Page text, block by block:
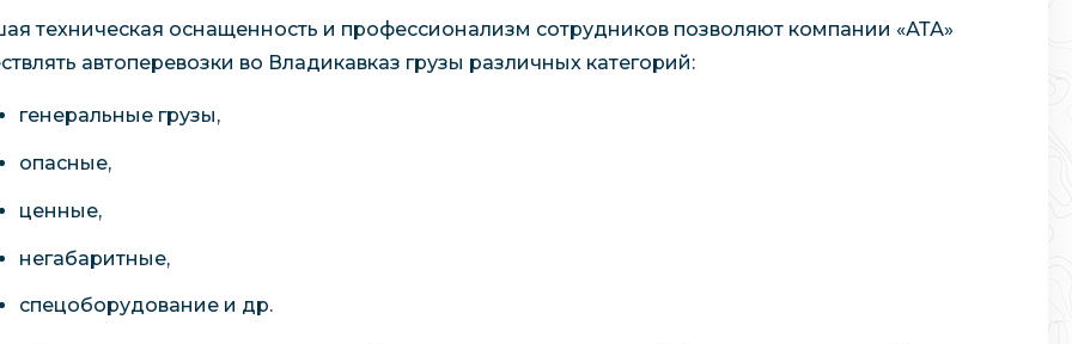
техническая оснащенность и профессионализм сотрудников позволяют компании «АТА»
автоперевозки во Владикавказ грузы различных категорий:
генеральные грузы,
опасные,
ценные,
негабаритные,
спецоборудование и др.